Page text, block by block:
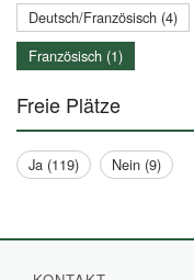
Deutsch/Französisch (4)
Französisch (1)
Freie Plätze
Ja (119) Nein (9)